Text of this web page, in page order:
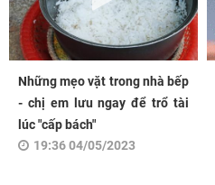
Những mẹo vặt trong nhà bếp
- chị em lưu ngay để trổ tài
lúc "cấp bách"
19:36 04/05/2023